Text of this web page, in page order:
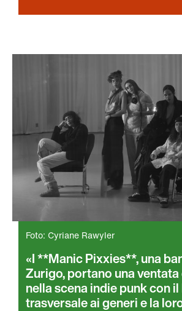
Foto: Cyriane Rawyler
I **Manic Pixxies**, una
Zurigo, portano una
nella scena indie punk con
trasversale ai generi e la